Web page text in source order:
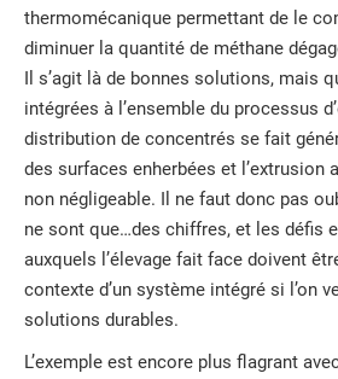
thermomécanique permettant de le
diminuer la quantité de méthane
Il s’agit là de bonnes solutions, mais
intégrées à l’ensemble du processus
distribution de concentrés se fait
des surfaces enherbées et l’extrusion
non négligeable. Il ne faut donc pas
ne sont que…des chiffres, et les défis
auxquels l’élevage fait face doivent
contexte d’un système intégré si l’on
solutions durables.
L’exemple est encore plus flagrant